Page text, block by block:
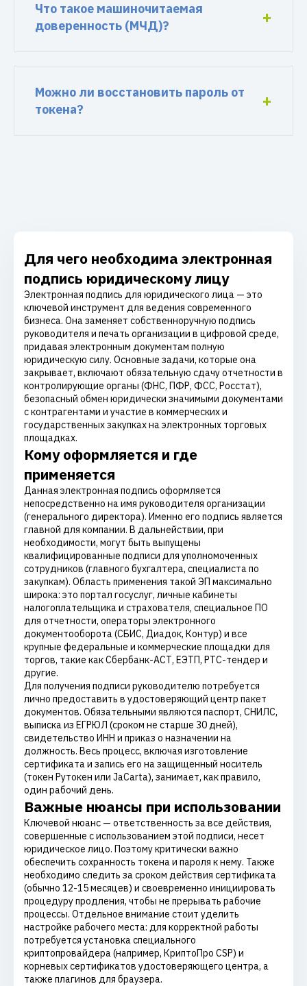
Что такое машиночитаемая
доверенность (МЧД)?
Можно ли восстановить пароль от
токена?
Для чего необходима электронная
подпись юридическому лицу
Электронная подпись для юридического лица — это
ключевой инструмент для ведения современного
бизнеса. Она заменяет собственноручную подпись
руководителя и печать организации в цифровой среде,
придавая электронным документам полную
юридическую силу. Основные задачи, которые она
закрывает, включают обязательную сдачу отчетности в
контролирующие органы (ФНС, ПФР, ФСС, Росстат),
безопасный обмен юридически значимыми документами
с контрагентами и участие в коммерческих и
государственных закупках на электронных торговых
площадках.
Кому оформляется и где
применяется
Данная электронная подпись оформляется
непосредственно на имя руководителя организации
(генерального директора). Именно его подпись является
главной для компании. В дальнействии, при
необходимости, могут быть выпущены
квалифицированные подписи для уполномоченных
сотрудников (главного бухгалтера, специалиста по
закупкам). Область применения такой ЭП максимально
широка: это портал госуслуг, личные кабинеты
налогоплательщика и страхователя, специальное ПО
для отчетности, операторы электронного
документооборота (СБИС, Диадок, Контур) и все
крупные федеральные и коммерческие площадки для
торгов, такие как Сбербанк-АСТ, ЕЭТП, РТС-тендер и
другие.
Для получения подписи руководителю потребуется
лично предоставить в удостоверяющий центр пакет
документов. Обязательными являются паспорт, СНИЛС,
выписка из ЕГРЮЛ (сроком не старше 30 дней),
свидетельство ИНН и приказ о назначении на
должность. Весь процесс, включая изготовление
сертификата и запись его на защищенный носитель
(токен Рутокен или JaCarta), занимает, как правило,
один рабочий день.
Важные нюансы при использовании
Ключевой нюанс — ответственность за все действия,
совершенные с использованием этой подписи, несет
юридическое лицо. Поэтому критически важно
обеспечить сохранность токена и пароля к нему. Также
необходимо следить за сроком действия сертификата
(обычно 12-15 месяцев) и своевременно инициировать
процедуру продления, чтобы не прерывать рабочие
процессы. Отдельное внимание стоит уделить
настройке рабочего места: для корректной работы
потребуется установка специального
криптопровайдера (например, КриптоПро CSP) и
корневых сертификатов удостоверяющего центра, а
также плагинов для браузера.